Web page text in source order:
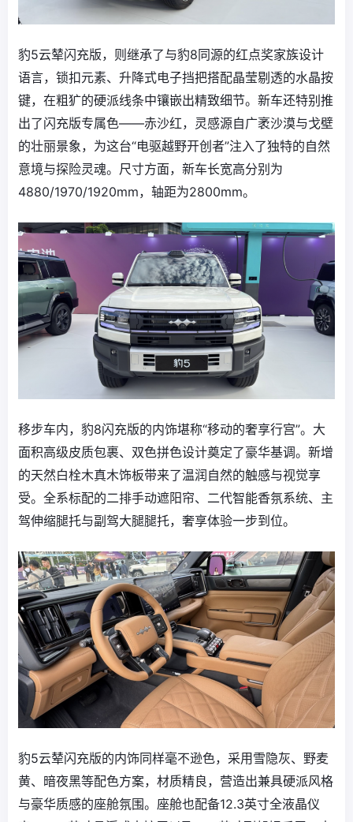
豹5云辇闪充版，则继承了与豹8同源的红点奖家族设计
语言，锁扣元素、升降式电子挡把搭配晶莹剔透的水晶按
键，在粗犷的硬派线条中镶嵌出精致细节。新车还特别推
出了闪充版专属色——赤沙红，灵感源自广袤沙漠与戈壁
的壮丽景象，为这台“电驱越野开创者”注入了独特的自然
意境与探险灵魂。尺寸方面，新车长宽高分别为
4880/1970/1920mm，轴距为2800mm。
移步车内，豹8闪充版的内饰堪称“移动的奢享行宫”。大
面积高级皮质包裹、双色拼色设计奠定了豪华基调。新增
的天然白栓木真木饰板带来了温润自然的触感与视觉享
受。全系标配的二排手动遮阳帘、二代智能香氛系统、主
驾伸缩腿托与副驾大腿腿托，奢享体验一步到位。
豹5云辇闪充版的内饰同样毫不逊色，采用雪隐灰、野麦
黄、暗夜黑等配色方案，材质精良，营造出兼具硬派风格
与豪华质感的座舱氛围。座舱也配备12.3英寸全液晶仪